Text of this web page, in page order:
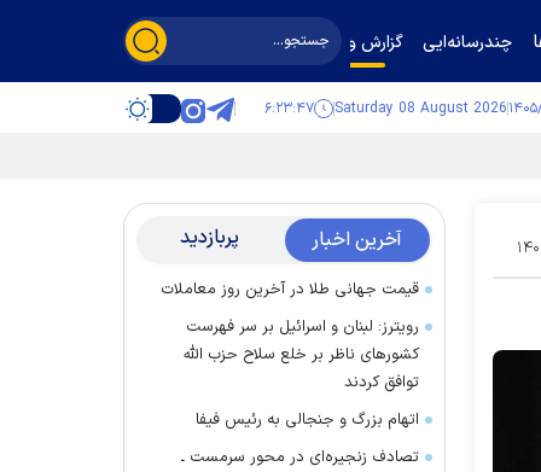
چندرسانه‌ایی گزارش و گفت‌وگو
Saturday 08 August 2026 ۶:۲۳:۴۸
۲۰ آخرین اخبار پربازدید
قیمت جهانی طلا در آخرین روز معاملات
رویترز: لبنان و اسرائیل بر سر فهرست
کشور‌های ناظر بر خلع سلاح حزب الله
توافق کردند
اتهام بزرگ و جنجالی به رئیس فیفا
تصادف زنجیره‌ای در محور سرمست ـ